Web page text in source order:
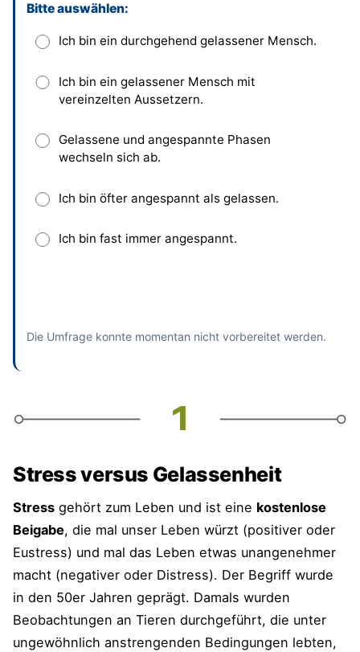
Entwickle dein rhetorisches Eigen-
Leitbild (Achtung "Kopfkino")
Überwinde deine Ängste durch Üben
Kein Perfektionismus
Akt des Angreifers wird als "infantiler
Die Philosophen und Gelassenheit
blueprints-Pareto-Tipp "Gelassener
werden"
Ergänzungen und Fragen von dir
Mehr Artikel zum Thema "Gelassenheit"
auf blueprints
Dieses Feld bitte leer lassen
Bitte auswählen:
Ich bin ein durchgehend gelassener Mensch.
Ich bin ein gelassener Mensch mit
vereinzelten Aussetzern.
Gelassene und angespannte Phasen
wechseln sich ab.
Ich bin öfter angespannt als gelassen.
Ich bin fast immer angespannt.
Die Umfrage konnte momentan nicht vorbereitet werden.
Stress versus Gelassenheit
Stress gehört zum Leben und ist eine kostenlose
Beigabe, die mal unser Leben würzt (positiver oder
Eustress) und mal das Leben etwas unangenehmer
macht (negativer oder Distress). Der Begriff wurde
in den 50er Jahren geprägt. Damals wurden
Beobachtungen an Tieren durchgeführt, die unter
ungewöhnlich anstrengenden Bedingungen lebten,